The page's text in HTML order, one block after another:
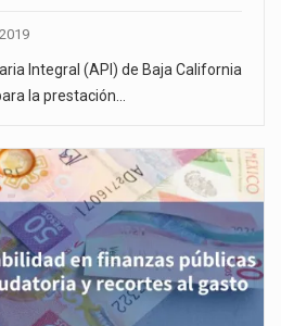
Integral (API) de Baja California
la prestación…